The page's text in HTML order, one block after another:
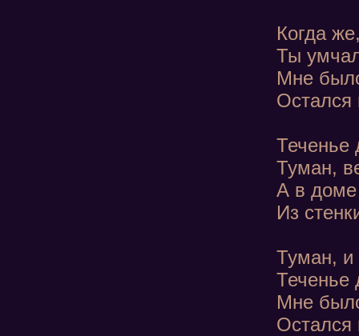
Когда
Ты
Мне
Теченье
Туман,
А в
Из
Туман,
Теченье
Мне
Остался